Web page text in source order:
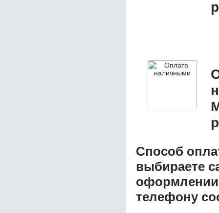
Способ
выбираете
оформлении
телефону